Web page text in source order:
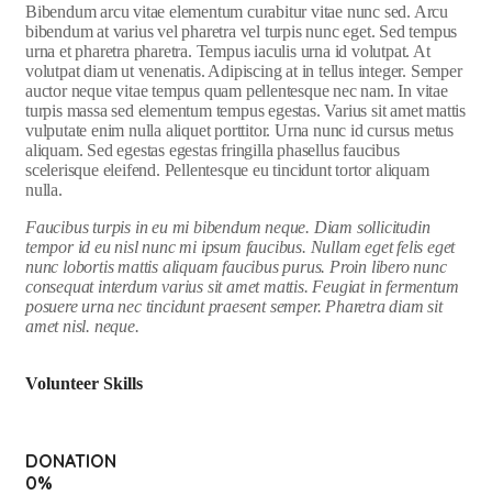
Bibendum arcu vitae elementum curabitur vitae nunc sed. Arcu
bibendum at varius vel pharetra vel turpis nunc eget. Sed tempus
urna et pharetra pharetra. Tempus iaculis urna id volutpat. At
volutpat diam ut venenatis. Adipiscing at in tellus integer. Semper
auctor neque vitae tempus quam pellentesque nec nam. In vitae
turpis massa sed elementum tempus egestas. Varius sit amet mattis
vulputate enim nulla aliquet porttitor. Urna nunc id cursus metus
aliquam. Sed egestas egestas fringilla phasellus faucibus
scelerisque eleifend. Pellentesque eu tincidunt tortor aliquam
nulla.
Faucibus turpis in eu mi bibendum neque. Diam sollicitudin
tempor id eu nisl nunc mi ipsum faucibus. Nullam eget felis eget
nunc lobortis mattis aliquam faucibus purus. Proin libero nunc
consequat interdum varius sit amet mattis. Feugiat in fermentum
posuere urna nec tincidunt praesent semper. Pharetra diam sit
amet nisl. neque.
Volunteer Skills
DONATION
0%